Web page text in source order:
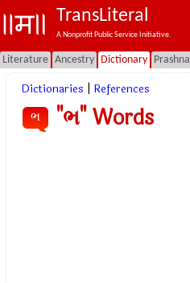
TransLiteral
A Nonprofit Public Service Initiative.
Literature Ancestry Dictionary Prashna
Dictionaries References
ભ "ભ" Words